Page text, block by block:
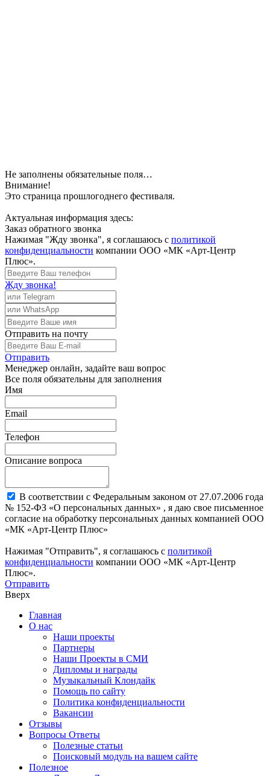
Не заполнены обязательные поля…
Внимание!
Это страница прошлогоднего фестиваля.
Актуальная информация здесь:
Заказ обратного звонка
Нажимая "Жду звонка", я соглашаюсь с политикой
конфиденциальности компании ООО «МК «Арт-Центр
Плюс».
Жду звонка!
Отправить на почту
Отправить
Менеджер онлайн, задайте ваш вопрос
Все поля обязательны для заполнения
Имя
Email
Телефон
Описание вопроса
В соответствии с Федеральным законом от 27.07.2006 года
№ 152-ФЗ «О персональных данных» , я даю свое письменное
согласие на обработку персональных данных компанией ООО
«МК «Арт-Центр Плюс»
Нажимая "Отправить", я соглашаюсь с политикой
конфиденциальности компании ООО «МК «Арт-Центр
Плюс».
Отправить
Вверх
Главная
О нас
Наши проекты
Партнеры
Наши Проекты в СМИ
Дипломы и награды
Музыкальный Клондайк
Помощь по сайту
Политика конфиденциальности
Вакансии
Отзывы
Вопросы Ответы
Полезные статьи
Поисковый модуль на вашем сайте
Полезное